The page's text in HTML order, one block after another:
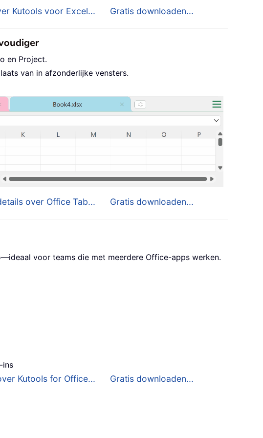
Kutools voor Excel... Gratis downloaden...
en Project.
van in afzonderlijke vensters.
over Office Tab... Gratis downloaden...
voor teams die met meerdere Office-apps werken.
ins
Kutools for Office... Gratis downloaden...